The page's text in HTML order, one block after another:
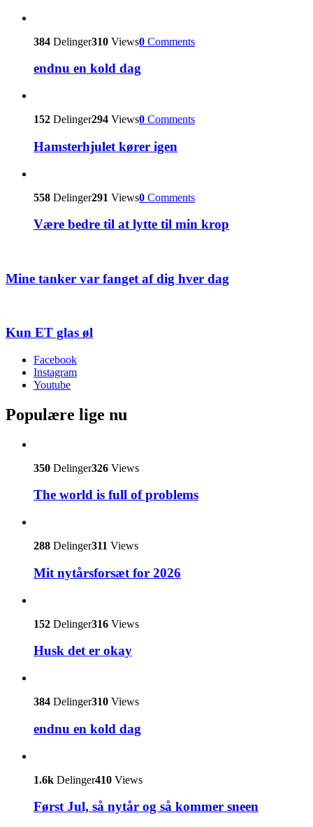
384 Delinger310 Views0 Comments
endnu en kold dag
152 Delinger294 Views0 Comments
Hamsterhjulet kører igen
558 Delinger291 Views0 Comments
Være bedre til at lytte til min krop
Mine tanker var fanget af dig hver dag
Kun ET glas øl
Facebook
Instagram
Youtube
Populære lige nu
350 Delinger326 Views
The world is full of problems
288 Delinger311 Views
Mit nytårsforsæt for 2026
152 Delinger316 Views
Husk det er okay
384 Delinger310 Views
endnu en kold dag
1.6k Delinger410 Views
Først Jul, så nytår og så kommer sneen